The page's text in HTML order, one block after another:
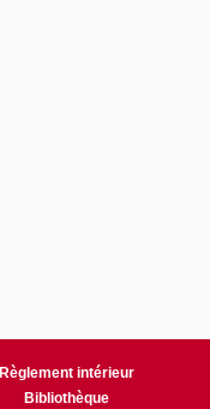
Règlement intérieur
Bibliothèque